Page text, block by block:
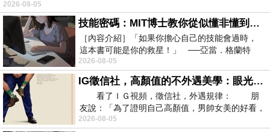
2026-08-05
技能密碼：MIT博士教你從似懂非懂到穩定輸出，把專業變事業的職能升級攻略 /麥特．比恩(容錯)
［內容介紹］「如果你擔心自己的技能會過時，
這本書可能是你的救星！」 ──亞當．格蘭特
（Adam Grant），《
2026-08-05
IG徵信社，高顏值的不外遇美學：眼光太高也是一種防禦，為了證明我長得好看，我決定一輩子不外遇！
看了ＩＧ視頻，徵信社，外遇規律： 朋
友說：「為了證明自己高顏值，男帥女美的好看，
且眼光高，我決定一輩子不外遇。」
2026-08-05